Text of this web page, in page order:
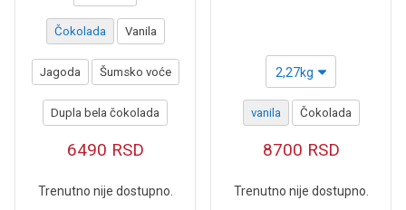
Čokolada Vanila
Jagoda Šumsko voće
Dupla bela čokolada
6490 RSD
Trenutno nije dostupno.
2,27kg
vanila Čokolada
8700 RSD
Trenutno nije dostupno.